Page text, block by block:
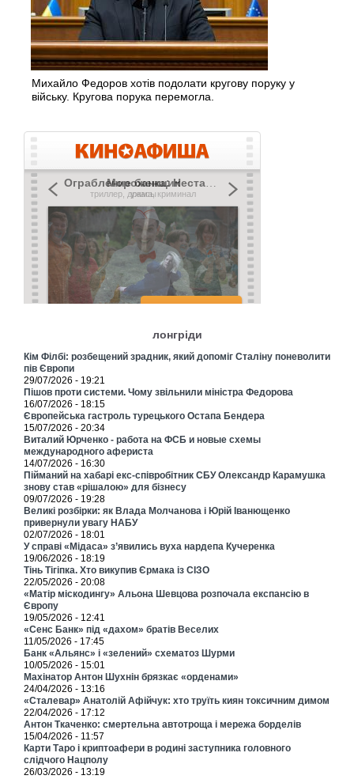
Михайло Федоров хотів подолати кругову поруку у
війську. Кругова порука перемогла.
лонгріди
Кім Філбі: розбещений зрадник, який допоміг Сталіну поневолити
пів Європи
29/07/2026 - 19:21
Пішов проти системи. Чому звільнили міністра Федорова
16/07/2026 - 18:15
Європейська гастроль турецького Остапа Бендера
15/07/2026 - 20:34
Виталий Юрченко - работа на ФСБ и новые схемы
международного афериста
14/07/2026 - 16:30
Пійманий на хабарі екс-співробітник СБУ Олександр Карамушка
знову став «рішалою» для бізнесу
09/07/2026 - 19:28
Великі розбірки: як Влада Молчанова і Юрій Іванющенко
привернули увагу НАБУ
02/07/2026 - 18:01
У справі «Мідаса» з’явились вуха нардепа Кучеренка
19/06/2026 - 18:19
Тінь Тігіпка. Хто викупив Єрмака із СІЗО
22/05/2026 - 20:08
«Матір міскодингу» Альона Шевцова розпочала експансію в
Європу
19/05/2026 - 12:41
«Сенс Банк» під «дахом» братів Веселих
11/05/2026 - 17:45
Банк «Альянс» і «зелений» схематоз Шурми
10/05/2026 - 15:01
Махінатор Антон Шухнін брязкає «орденами»
24/04/2026 - 13:16
«Сталевар» Анатолій Афійчук: хто труїть киян токсичним димом
22/04/2026 - 17:12
Антон Ткаченко: смертельна автотроща і мережа борделів
15/04/2026 - 11:57
Карти Таро і криптоафери в родині заступника головного
слідчого Нацполу
26/03/2026 - 13:19